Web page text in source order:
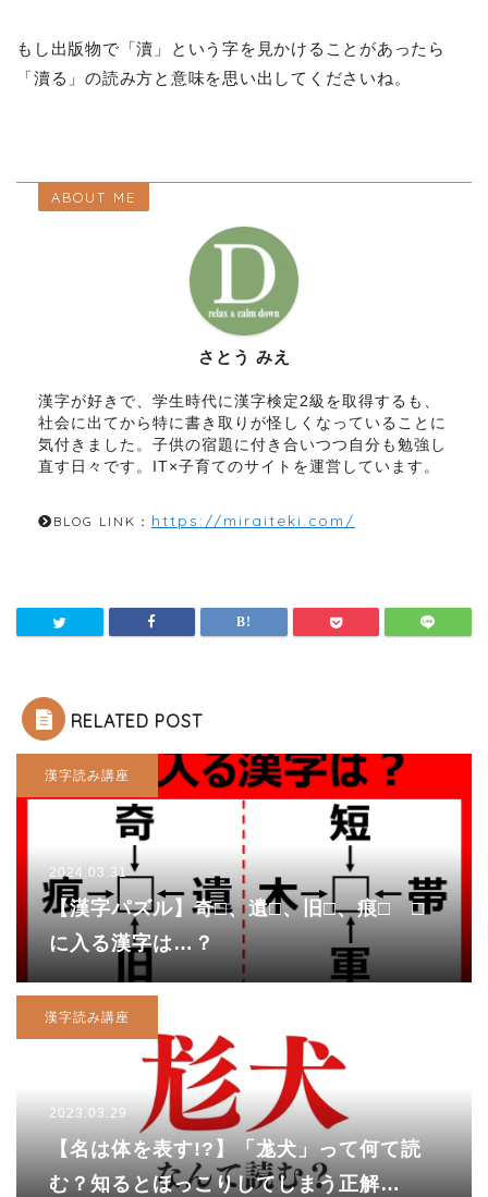
もし出版物で「瀆」という字を見かけることがあったら
「瀆る」の読み方と意味を思い出してくださいね。
ABOUT ME
さとう みえ
漢字が好きで、学生時代に漢字検定2級を取得するも、
社会に出てから特に書き取りが怪しくなっていることに
気付きました。子供の宿題に付き合いつつ自分も勉強し
直す日々です。IT×子育てのサイトを運営しています。
BLOG LINK： https://miraiteki.com/
RELATED POST
漢字読み講座
2024.03.31
【漢字パズル】奇□、遺□、旧□、痕□ □
に入る漢字は…？
漢字読み講座
2023.03.29
【名は体を表す!?】「尨犬」って何て読
む？知るとほっこりしてしまう正解